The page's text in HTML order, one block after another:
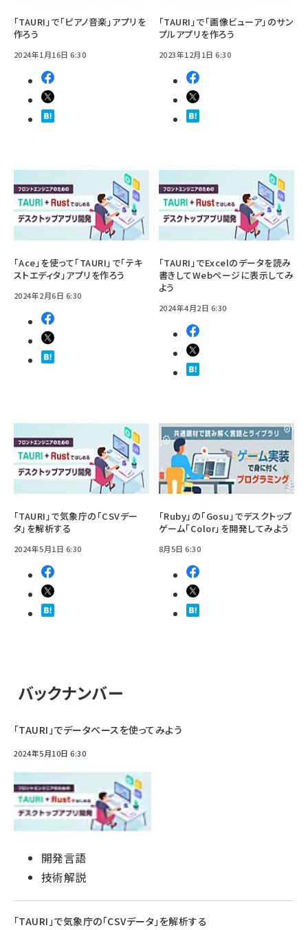
「TAURI」で「ピアノ音楽」アプリを
作ろう
2024年1月16日 6:30
「TAURI」で「画像ビューア」のサン
プルアプリを作ろう
2023年12月1日 6:30
「Ace」を使って「TAURI」で「テキ
ストエディタ」アプリを作ろう
2024年2月6日 6:30
「TAURI」でExcelのデータを読み
書きしてWebページに表示してみ
よう
2024年4月2日 6:30
「TAURI」で気象庁の「CSVデー
タ」を解析する
2024年5月1日 6:30
「Ruby」の「Gosu」でデスクトップ
ゲーム「Color」を開発してみよう
8月5日 6:30
バックナンバー
「TAURI」でデータベースを使ってみよう
2024年5月10日 6:30
開発言語
技術解説
「TAURI」で気象庁の「CSVデータ」を解析する